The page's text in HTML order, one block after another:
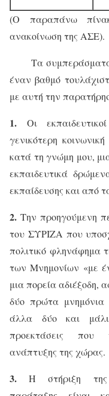
(Ο παραπάνω
ανακοίνωση της ΑΣΕ).
Τα συμπεράσματα
έναν βαθμό
με αυτή την
1. Οι
γενικότερη
κατά τη γνώμη μου,
εκπαιδευτικά
εκπαίδευσης και από
2. Την προηγούμενη
του ΣΥΡΙΖΑ που
πολιτικό φληνάφημα
των Μνημονίων «με
μια πορεία αδιέξοδη,
δύο πρώτα μνημόνια
άλλα δύο και
προεκτάσεις που
ανάπτυξης της χώρας.
3.Η στήριξη της